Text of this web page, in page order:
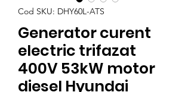
Cod SKU: DHY60L-ATS
Generator curent
electric trifazat
400V 53kW motor
diesel Hyundai